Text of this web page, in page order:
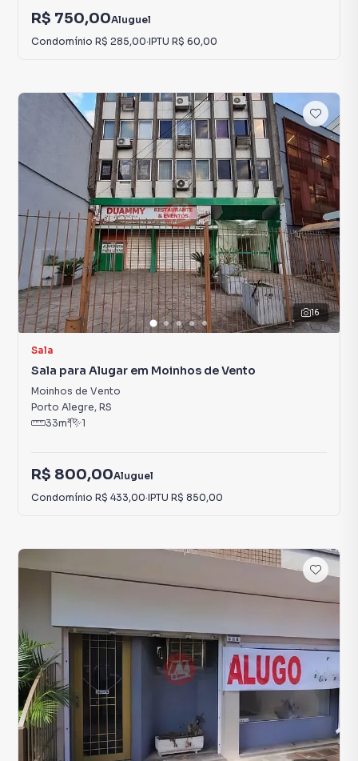
R$ 750,00Aluguel
Condomínio R$ 285,00·IPTU R$ 60,00
16
Sala
Sala para Alugar em Moinhos de Vento
Moinhos de Vento
Porto Alegre, RS
33m² 1
R$ 800,00Aluguel
Condomínio R$ 433,00·IPTU R$ 850,00